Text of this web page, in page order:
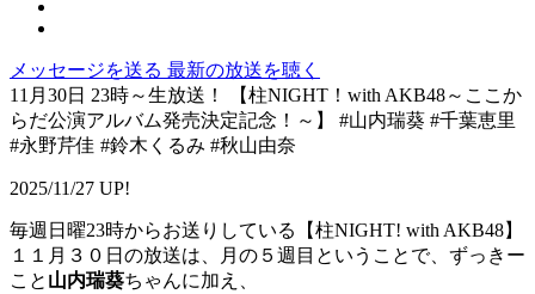
メッセージを送る 最新の放送を聴く
11月30日 23時～生放送！ 【柱NIGHT！with AKB48～ここか
らだ公演アルバム発売決定記念！～】 #山内瑞葵 #千葉恵里
#永野芹佳 #鈴木くるみ #秋山由奈
2025/11/27 UP!
毎週日曜23時からお送りしている【柱NIGHT! with AKB48】
１１月３０日の放送は、月の５週目ということで、ずっきー
こと 山内瑞葵ちゃんに加え、